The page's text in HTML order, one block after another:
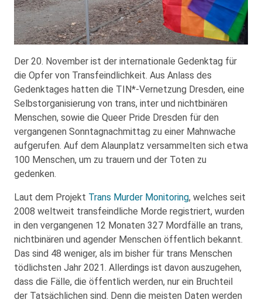
Der 20. November ist der internationale Gedenktag für
die Opfer von Transfeindlichkeit. Aus Anlass des
Gedenktages hatten die TIN*-Vernetzung Dresden, eine
Selbstorganisierung von trans, inter und nichtbinären
Menschen, sowie die Queer Pride Dresden für den
vergangenen Sonntagnachmittag zu einer Mahnwache
aufgerufen. Auf dem Alaunplatz versammelten sich etwa
100 Menschen, um zu trauern und der Toten zu
gedenken.
Laut dem Projekt Trans Murder Monitoring, welches seit
2008 weltweit transfeindliche Morde registriert, wurden
in den vergangenen 12 Monaten 327 Mordfälle an trans,
nichtbinären und agender Menschen öffentlich bekannt.
Das sind 48 weniger, als im bisher für trans Menschen
tödlichsten Jahr 2021. Allerdings ist davon auszugehen,
dass die Fälle, die öffentlich werden, nur ein Bruchteil
der Tatsächlichen sind. Denn die meisten Daten werden